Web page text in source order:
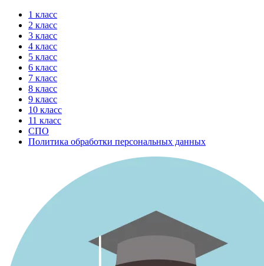
Перейти
содержимому
1 класс
2 класс
3 класс
4 класс
5 класс
6 класс
7 класс
8 класс
9 класс
10 класс
11 класс
СПО
Политика обработки персональных данных